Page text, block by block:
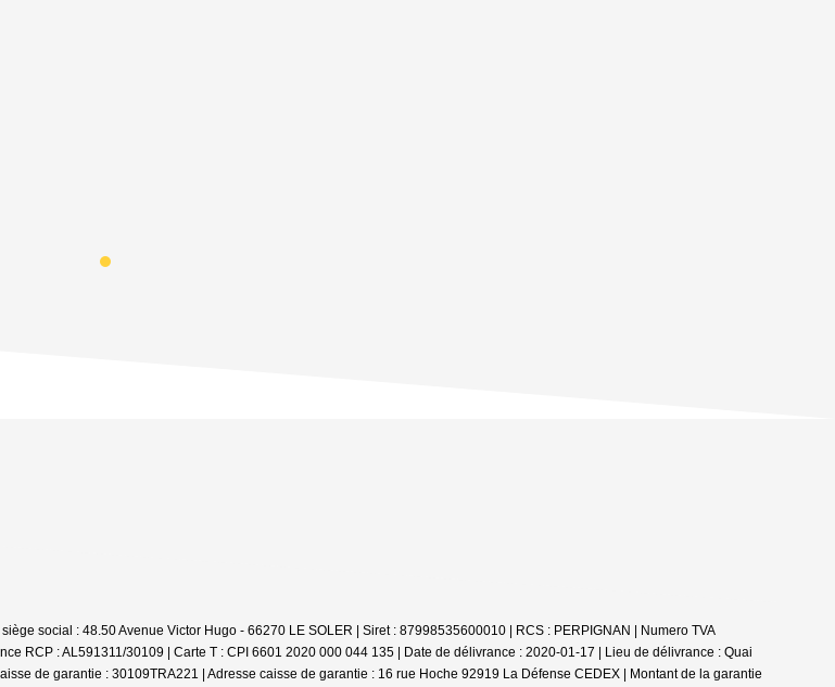
social : 48.50 Avenue Victor Hugo - 66270 LE SOLER | Siret : 87998535600010 | RCS : PERPIGNAN | Numero TVA
RCP : AL591311/30109 | Carte T : CPI 6601 2020 000 044 135 | Date de délivrance : 2020-01-17 | Lieu de délivrance : Quai
de garantie : 30109TRA221 | Adresse caisse de garantie : 16 rue Hoche 92919 La Défense CEDEX | Montant de la garantie